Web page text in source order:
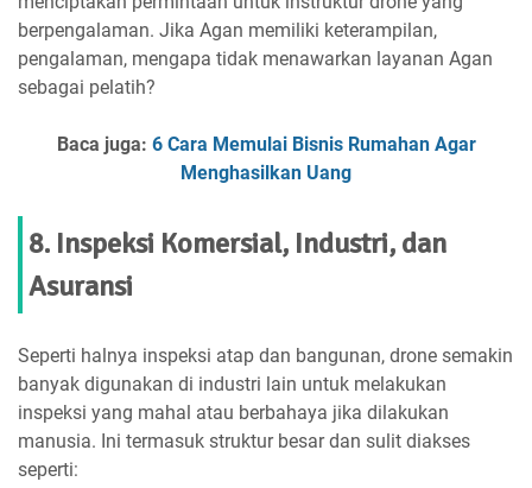
berpengalaman. Jika Agan memiliki keterampilan,
pengalaman, mengapa tidak menawarkan layanan Agan
sebagai pelatih?
Baca juga: 6 Cara Memulai Bisnis Rumahan Agar
Menghasilkan Uang
8. Inspeksi Komersial, Industri, dan
Asuransi
Seperti halnya inspeksi atap dan bangunan, drone semakin
banyak digunakan di industri lain untuk melakukan
inspeksi yang mahal atau berbahaya jika dilakukan
manusia. Ini termasuk struktur besar dan sulit diakses
seperti: